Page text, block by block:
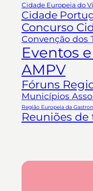
Cidade Europeia do
Cidade
Concurso
Convenção dos
Eventos
AMPV
Fóruns
Municípios
Região Europeia da
Reuniões